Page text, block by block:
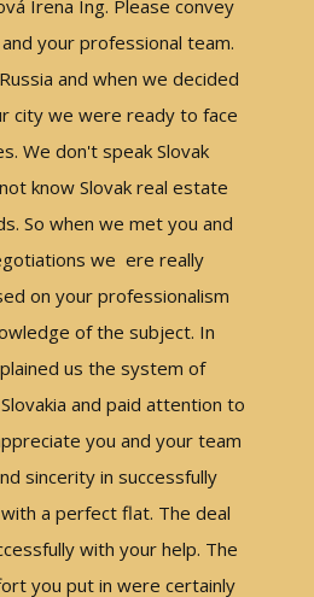
Irena Ing. Please convey
your professional team.
and when we decided
city we were ready to face
We don't speak Slovak
know Slovak real estate
So when we met you and
we ere really
on your professionalism
of the subject. In
us the system of
and paid attention to
you and your team
sincerity in successfully
a perfect flat. The deal
with your help. The
you put in were certainly